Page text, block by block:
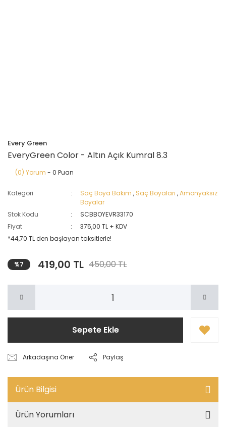
Every Green
EveryGreen Color - Altın Açık Kumral 8.3
(0) Yorum - 0 Puan
Kategori Saç Boya Bakım , Saç Boyaları ,Amonyaksız
Boyalar
Stok Kodu
SCBBOYEVR33170
Fiyat
375,00 TL + KDV
*44,70 TL den başlayan taksitlerle!
%7 419,00 TL 450,00 TL
Sepete Ekle
Arkadaşına Öner Paylaş
Ürün Bilgisi
Ürün Yorumları